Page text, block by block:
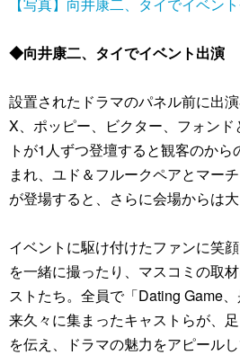
◆向井康二、タイでイベント出演
設置されたドラマのパネル前に出
X、ポッピー、ビクター、フォン
トが1人ずつ登壇すると観客のか
まれ、ユド＆フルークペアとマー
が登場すると、さらに会場からは大
イベントに駆け付けたファンに笑
を一緒に撮ったり、マスコミの取
ストたち。全員で「Dating Game
来久々に集まったキャストらが、
を伝え、ドラマの魅力をアピール